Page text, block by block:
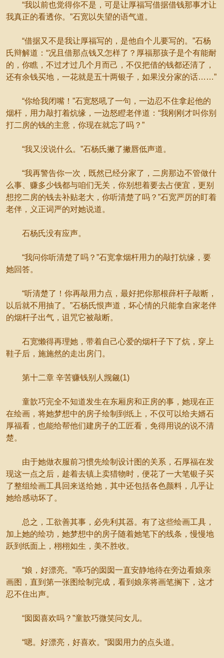
“我以前也觉得你不是，可是让厚福写借据借钱那事才让
我真正的看透你。”石宽以失望的语气道。
“借据又不是我让厚福写的，是他自个儿要写的。”石杨
氏辩解道：“况且借那点钱又怎样了？厚福那孩子是个有能耐
的，你瞧，不过才过几个月而己，不仅把借的钱都还清了，
还有余钱买地，一花就是五十两银子，如果没分家的话……”
“你给我闭嘴！”石宽怒吼了一句，一边忍不住拿起他的
烟杆，用力敲打着炕缘，一边怒瞪老伴道：“我刚刚才叫你别
打二房的钱的主意，你现在就忘了吗？”
“我又没说什么。”石杨氏撇了撇唇低声道。
“我再警告你一次，既然已经分家了，二房那边不管做什
么事、赚多少钱都与咱们无关，你别想着要去占便宜，更别
想挖二房的钱去补贴老大，你听清楚了吗？”石宽严厉的盯着
老伴，义正词严的对她说道。
石杨氏没有应声。
“我问你听清楚了吗？”石宽拿烟杆用力的敲打炕缘，要
她回答。
“听清楚了！你再敲用力点，最好把你那根薛杆子敲断，
以后就不用抽了。”石杨氏恨声道，坏心情的只能拿自家老伴
的烟杆子出气，诅咒它被敲断。
石宽懒得再理她，带着自己心爱的烟杆子下了炕，穿上
鞋子后，施施然的走出房门。
第十二章 辛苦赚钱别人觊觎(1)
童歆巧完全不知道发生在东厢房和正房的事，她现在正
在绘画，将她梦想中的房子绘制到纸上，不仅可以给夫婿石
厚福看，也能给帮他们建房子的工匠看，免得用说的说不清
楚。
由于她做衣服前习惯先绘制设计图的关系，石厚福在发
现这一点之后，趁着去镇上卖猎物时，便花了一大笔银子买
了整组绘画工具回来送给她，其中还包括各色颜料，几乎让
她给感动坏了。
总之，工欲善其事，必先利其器。有了这些绘画工具，
加上她的绘功，她梦想中的房子随着她笔下的线条，慢慢地
跃到纸面上，栩栩如生，美不胜收。
“娘，好漂亮。”乖巧的囡囡一直安静地待在旁边看娘亲
画图，直到第一张图绘制完成，看到娘亲将画笔搁下，这才
忍不住出声。
“囡囡喜欢吗？”童歆巧微笑问女儿。
“嗯。好漂亮，好喜欢。”囡囡用力的点头道。